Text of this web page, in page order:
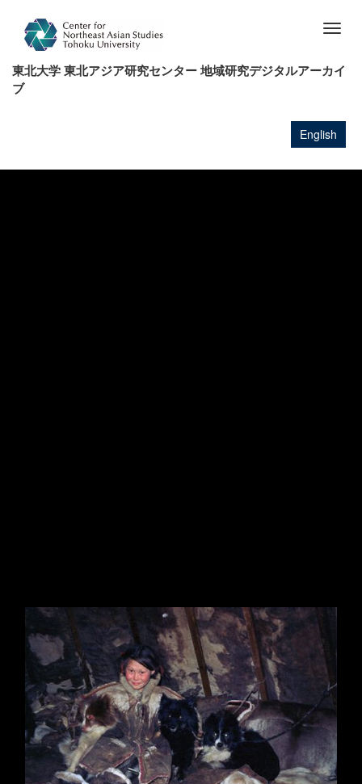
コ
ン
移
東北大学 東北アジア研究センター 地域研究デジタルアーカイ
ブ
English